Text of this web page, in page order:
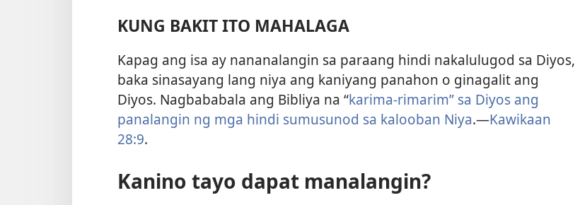
KUNG BAKIT ITO MAHALAGA
Kapag ang isa ay nananalangin sa paraang hindi nakalulugod sa Diyos,
baka sinasayang lang niya ang kaniyang panahon o ginagalit ang
Diyos. Nagbababala ang Bibliya na “karima-rimarim” sa Diyos ang
panalangin ng mga hindi sumusunod sa kalooban Niya.—Kawikaan
28:9.
Kanino tayo dapat manalangin?